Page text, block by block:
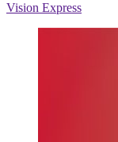
Vision Express